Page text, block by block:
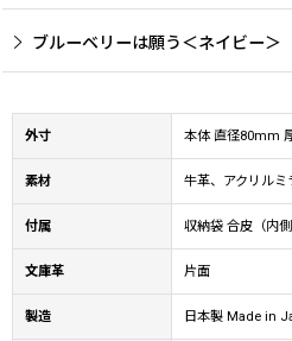
ブルーベリーは願う＜ネイビー＞
外寸 本体 直径80mm
素材 牛革、アクリルミ
付属 収納袋 合皮（内
文庫革 片面
製造 日本製 Made in